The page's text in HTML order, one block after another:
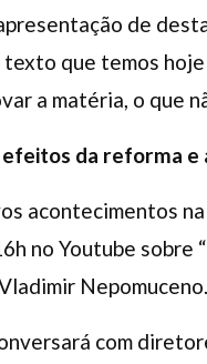
de
que temos
a matéria, o que
da reforma
acontecimentos
no Youtube sobre
Nepomuceno.
com